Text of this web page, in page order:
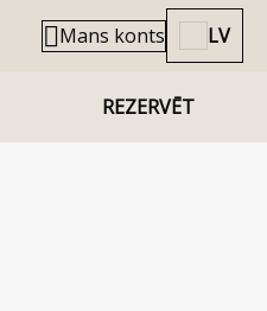
Mans konts LV
REZERVĒT